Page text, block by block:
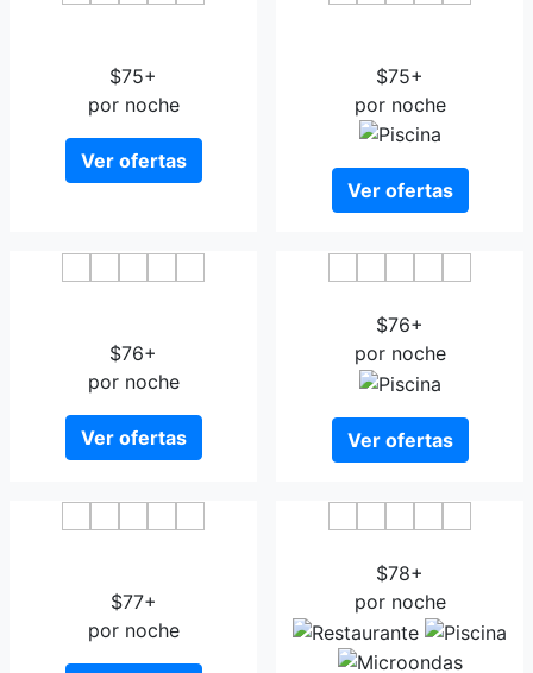
$75+
por noche
Ver ofertas
$75+
por noche
Ver ofertas
$76+
por noche
Ver ofertas
$76+
por noche
Ver ofertas
$77+
por noche
$78+
por noche